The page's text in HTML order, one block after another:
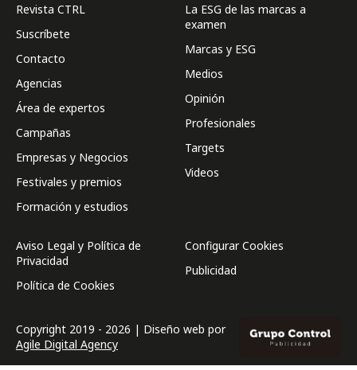
Revista CTRL
Suscríbete
Contacto
Agencias
Área de expertos
Campañas
Empresas y Negocios
Festivales y premios
Formación y estudios
La ESG de las marcas a
examen
Marcas y ESG
Medios
Opinión
Profesionales
Targets
Videos
Aviso Legal y Política de
Privacidad
Política de Cookies
Configurar Cookies
Publicidad
Copyright 2019 - 2026 | Diseño web por
Agile Digital Agency